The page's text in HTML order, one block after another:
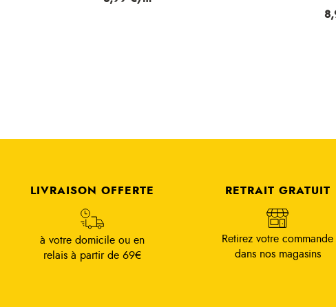
LIVRAISON OFFERTE
à votre domicile ou en
relais à partir de 69€
RETRAIT GRATUIT
Retirez votre commande
dans nos magasins